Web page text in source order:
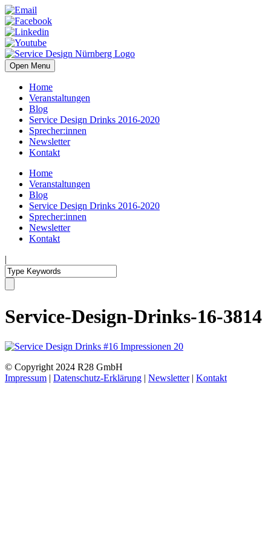
Open Menu
Home
Veranstaltungen
Blog
Service Design Drinks 2016-2020
Sprecher:innen
Newsletter
Kontakt
Home
Veranstaltungen
Blog
Service Design Drinks 2016-2020
Sprecher:innen
Newsletter
Kontakt
|
Service-Design-Drinks-16-3814
© Copyright 2024 R28 GmbH
Impressum | Datenschutz-Erklärung | Newsletter| Kontakt